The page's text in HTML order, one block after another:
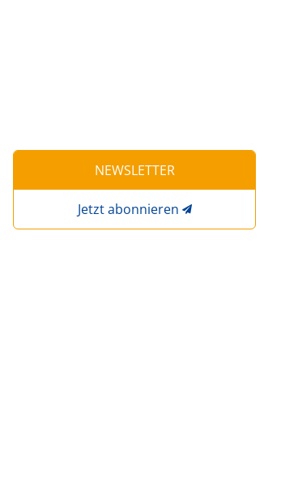
NEWSLETTER
Jetzt abonnieren